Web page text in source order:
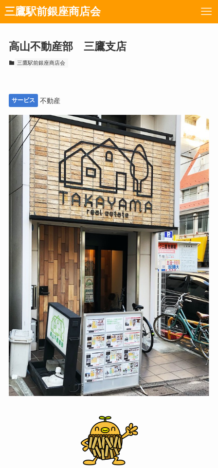
三鷹駅前銀座商店会
高山不動産部 三鷹支店
三鷹駅前銀座商店会
サービス 不動産